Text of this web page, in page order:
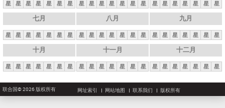
星 星 星 星 星 星 星 星 星 星 星 星 星 星 星 星 星 星 星 星 星
七月
星 星 星 星 星 星 星
八月
星 星 星 星 星 星 星
九月
星 星 星 星 星 星 星
十月
星 星 星 星 星 星 星
十一月
星 星 星 星 星 星 星
十二月
星 星 星 星 星 星 星
联合国© 2026 版权所有 网址索引 网站地图 联系我们 版权所有